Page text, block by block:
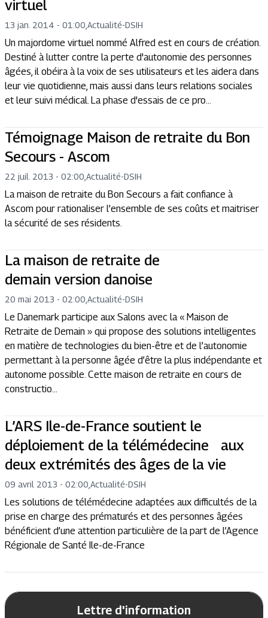
virtuel
13 jan. 2014 - 01:00 Actualité-DSIH
Un majordome virtuel nommé Alfred est en cours de création.
Destiné à lutter contre la perte d'autonomie des personnes
âgées, il obéira à la voix de ses utilisateurs et les aidera dans
leur vie quotidienne, mais aussi dans leurs relations sociales
et leur suivi médical. La phase d'essais de ce pro...
Témoignage Maison de retraite du Bon
Secours - Ascom
22 juil. 2013 - 02:00 Actualité-DSIH
La maison de retraite du Bon Secours a fait confiance à
Ascom pour rationaliser l’ensemble de ses coûts et maitriser
la sécurité de ses résidents.
La maison de retraite de
demain version danoise
20 mai 2013 - 02:00 Actualité-DSIH
Le Danemark participe aux Salons avec la « Maison de
Retraite de Demain » qui propose des solutions intelligentes
en matière de technologies du bien-être et de l’autonomie
permettant à la personne âgée d’être la plus indépendante et
autonome possible. Cette maison de retraite en cours de
constructio...
L’ARS Ile-de-France soutient le
déploiement de la télémédecine aux
deux extrémités des âges de la vie
09 avril 2013 - 02:00 Actualité-DSIH
Les solutions de télémédecine adaptées aux difficultés de la
prise en charge des prématurés et des personnes âgées
bénéficient d’une attention particulière de la part de l’Agence
Régionale de Santé Ile-de-France
Lettre d'information